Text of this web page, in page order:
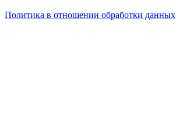
Политика в отношении обработки данных